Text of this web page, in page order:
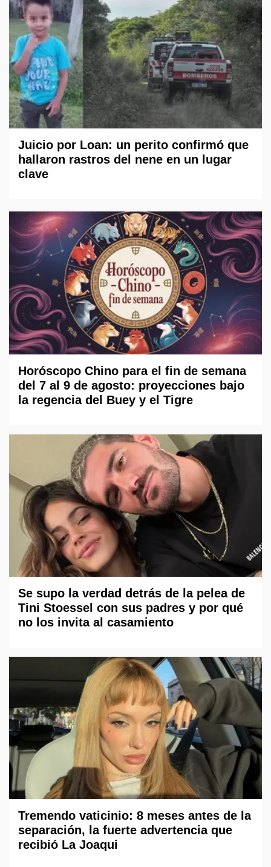
Juicio por Loan: un perito confirmó que
hallaron rastros del nene en un lugar
clave
Horóscopo Chino para el fin de semana
del 7 al 9 de agosto: proyecciones bajo
la regencia del Buey y el Tigre
Se supo la verdad detrás de la pelea de
Tini Stoessel con sus padres y por qué
no los invita al casamiento
Tremendo vaticinio: 8 meses antes de la
separación, la fuerte advertencia que
recibió La Joaqui